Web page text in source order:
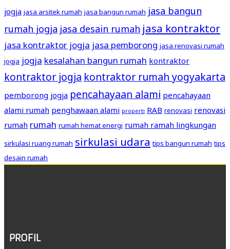
jogja jasa arsitek rumah jasa bangun rumah jasa bangun
rumah jogja jasa desain rumah jasa kontraktor
jasa kontraktor jogja jasa pemborong jasa renovasi rumah
jogja jogja kesalahan bangun rumah kontraktor
kontraktor jogja kontraktor rumah yogyakarta
pemborong jogja pencahayaan alami pencahayaan
alami rumah penghawaan alami properti RAB renovasi renovasi
rumah rumah rumah hemat energi rumah ramah lingkungan
sirkulasi ruang rumah sirkulasi udara tips bangun rumah tips
desain rumah
PROFIL